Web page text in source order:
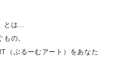
とは…
の。
（ぶるーむアート）をあなた